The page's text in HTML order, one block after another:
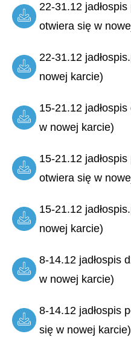
22-31.12 jadłospis
otwiera się w
22-31.12
nowej karcie)
15-21.12
w nowej karcie)
15-21.12
otwiera się w
15-21.12
nowej karcie)
8-14.12 jadłospis
w nowej karcie)
8-14.12 jadłospis
się w nowej karcie)